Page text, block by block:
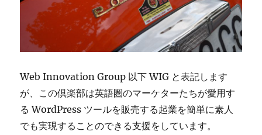
Web Innovation Group 以下 WIG と表記します
が、この倶楽部は英語圏のマーケターたちが愛用す
る WordPress ツールを販売する起業を簡単に素人
でも実現することのできる支援をしています。